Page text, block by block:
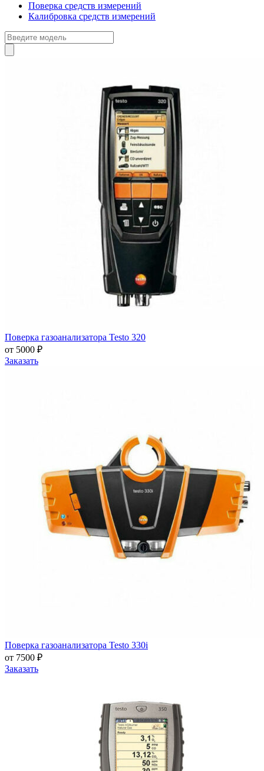
Поверка средств измерений
Калибровка средств измерений
Поверка газоанализатора Testo 320
от 5000 ₽
Заказать
Поверка газоанализатора Testo 330i
от 7500 ₽
Заказать